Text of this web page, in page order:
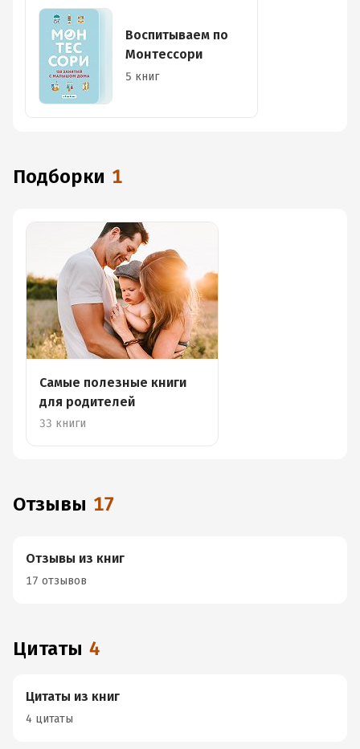
Воспитываем по
Монтессори
5 книг
Подборки 1
Самые полезные книги
для родителей
33 книги
Отзывы 17
Отзывы из книг
17 отзывов
Цитаты 4
Цитаты из книг
4 цитаты